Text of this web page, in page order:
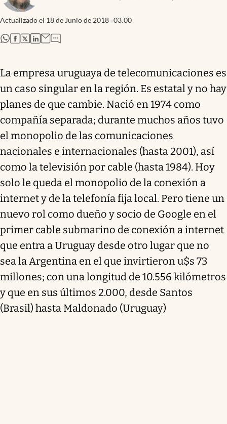
Actualizado el 18 de Junio de 2018 03:00
abre en nueva pestaña
abre en nueva pestaña
abre en nueva pestaña
abre en nueva pestaña
La empresa uruguaya de telecomunicaciones es
un caso singular en la región. Es estatal y no hay
planes de que cambie. Nació en 1974 como
compañía separada; durante muchos años tuvo
el monopolio de las comunicaciones
nacionales e internacionales (hasta 2001), así
como la televisión por cable (hasta 1984). Hoy
solo le queda el monopolio de la conexión a
internet y de la telefonía fija local. Pero tiene un
nuevo rol como dueño y socio de Google en el
primer cable submarino de conexión a internet
que entra a Uruguay desde otro lugar que no
sea la Argentina en el que invirtieron u$s 73
millones; con una longitud de 10.556 kilómetros
y que en sus últimos 2.000, desde Santos
(Brasil) hasta Maldonado (Uruguay)